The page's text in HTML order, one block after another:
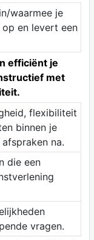
waarmee je
en levert een
efficiënt je
met
flexibiliteit
binnen je
na.
die een
vragen.